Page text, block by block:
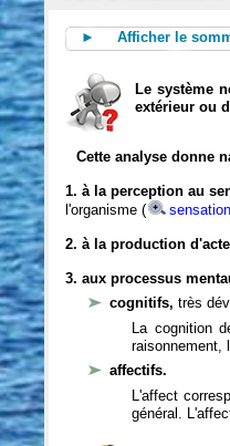
► Afficher le
Le système
extérieur ou
Cette analyse donne
1. à la perception au
l'organisme (
2. à la production
3. aux processus
cognitifs,très
La cognition
raisonnement,
affectifs.
L'affect
général.